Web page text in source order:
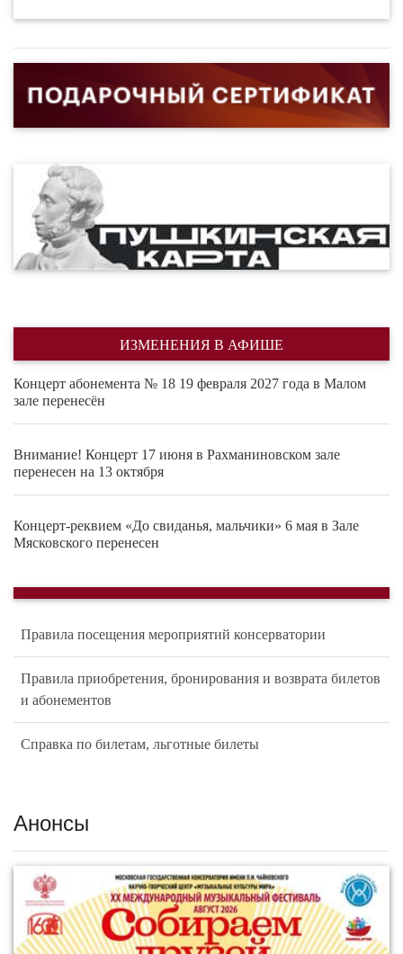
ИЗМЕНЕНИЯ В АФИШЕ
Концерт абонемента № 18 19 февраля 2027 года в Малом
зале перенесён
Внимание! Концерт 17 июня в Рахманиновском зале
перенесен на 13 октября
Концерт-реквием «До свиданья, мальчики» 6 мая в Зале
Мясковского перенесен
Правила посещения мероприятий консерватории
Правила приобретения, бронирования и возврата билетов
и абонементов
Справка по билетам, льготные билеты
Анонсы